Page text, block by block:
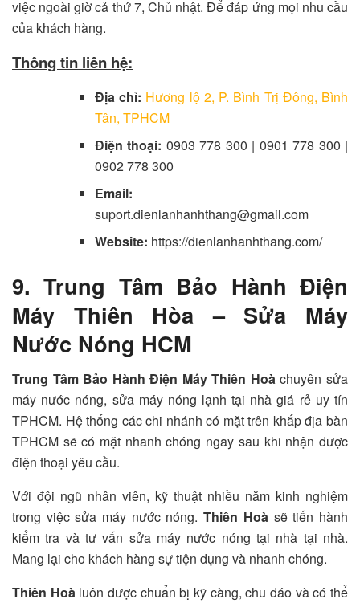
việc ngoài giờ cả thứ 7, Chủ nhật. Để đáp ứng mọi nhu cầu
của khách hàng.
Thông tin liên hệ:
Địa chỉ: Hương lộ 2, P. Bình Trị Đông, Bình
Tân, TPHCM
Điện thoại: 0903 778 300 | 0901 778 300 |
0902 778 300
Email:
suport.dienlanhanhthang@gmail.com
Website: https://dienlanhanhthang.com/
9. Trung Tâm Bảo Hành Điện
Máy Thiên Hòa – Sửa Máy
Nước Nóng HCM
Trung Tâm Bảo Hành Điện Máy Thiên Hoàchuyên sửa
máy nước nóng, sửa máy nóng lạnh tại nhà giá rẻ uy tín
TPHCM. Hệ thống các chi nhánh có mặt trên khắp địa bàn
TPHCM sẽ có mặt nhanh chóng ngay sau khi nhận được
điện thoại yêu cầu.
Với đội ngũ nhân viên, kỹ thuật nhiều năm kinh nghiệm
trong việc sửa máy nước nóng.Thiên Hoàsẽ tiến hành
kiểm tra và tư vấn sửa máy nước nóng tại nhà tại nhà.
Mang lại cho khách hàng sự tiện dụng và nhanh chóng.
Thiên Hoà luôn được chuẩn bị kỹ càng, chu đáo và có thể